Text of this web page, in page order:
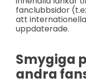
fanclubbsidor
att
uppdaterade.
Smygiga
andra